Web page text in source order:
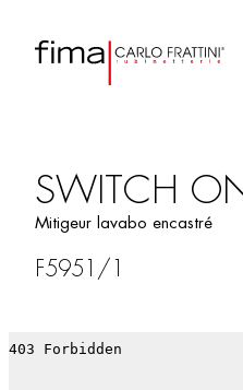
SWITCH
Mitigeur lavabo encastré
F5951/1